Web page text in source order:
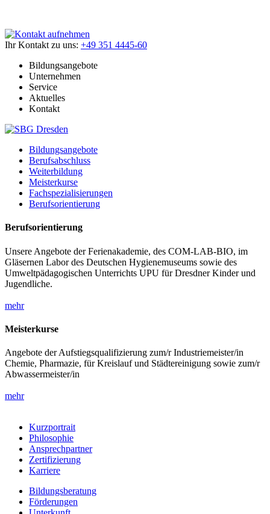
Ihr Kontakt zu uns: +49 351 4445-60
Bildungsangebote
Unternehmen
Service
Aktuelles
Kontakt
Bildungsangebote
Berufsabschluss
Weiterbildung
Meisterkurse
Fachspezialisierungen
Berufsorientierung
Berufsorientierung
Unsere Angebote der Ferienakademie, des COM-LAB-BIO, im
Gläsernen Labor des Deutschen Hygienemuseums sowie des
Umweltpädagogischen Unterrichts UPU für Dresdner Kinder und
Jugendliche.
mehr
Meisterkurse
Angebote der Aufstiegsqualifizierung zum/r Industriemeister/in
Chemie, Pharmazie, für Kreislauf und Städtereinigung sowie zum/r
Abwassermeister/in
mehr
Kurzportrait
Philosophie
Ansprechpartner
Zertifizierung
Karriere
Bildungsberatung
Förderungen